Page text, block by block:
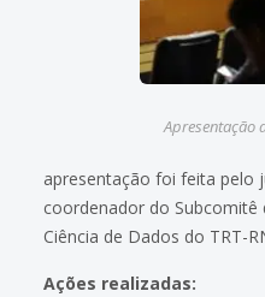
Apresentação
apresentação foi feita pelo
coordenador do Subcomitê
Ciência de Dados do TRT-
Ações realizadas: